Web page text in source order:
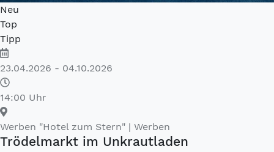
Neu
Top
Tipp
23.04.2026 - 04.10.2026
14:00 Uhr
Werben "Hotel zum Stern" | Werben
Trödelmarkt im Unkrautladen